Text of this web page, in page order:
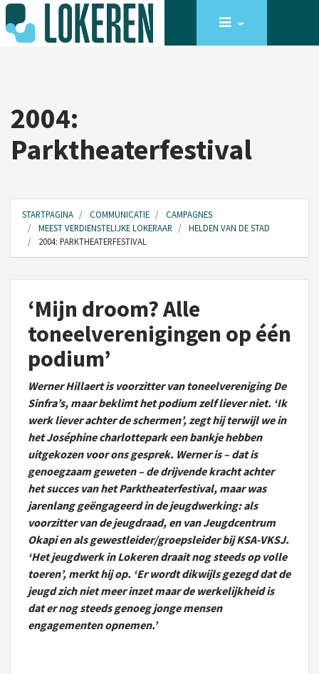
2004:
Parktheaterfestival
STARTPAGINA COMMUNICATIE
CAMPAGNES
MEEST VERDIENSTELIJKE LOKERAAR
HELDEN VAN DE STAD
2004: PARKTHEATERFESTIVAL
‘Mijn droom? Alle
toneelverenigingen op één
podium’
Werner Hillaert is voorzitter van toneelvereniging De
Sinfra’s, maar beklimt het podium zelf liever niet. ‘Ik
werk liever achter de schermen’, zegt hij terwijl we in
het Joséphine charlottepark een bankje hebben
uitgekozen voor ons gesprek. Werner is – dat is
genoegzaam geweten – de drijvende kracht achter
het succes van het Parktheaterfestival, maar was
jarenlang geëngageerd in de jeugdwerking: als
voorzitter van de jeugdraad, en van Jeugdcentrum
Okapi en als gewestleider/groepsleider bij KSA-VKSJ.
‘Het jeugdwerk in Lokeren draait nog steeds op volle
toeren’, merkt hij op. ‘Er wordt dikwijls gezegd dat de
jeugd zich niet meer inzet maar de werkelijkheid is
dat er nog steeds genoeg jonge mensen
engagementen opnemen.’